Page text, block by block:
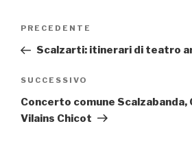
Navigazione
Articolo
precedente:
PRECEDENTE
Scalzarti: itinerari di teatro
Articolo
successivo
SUCCESSIVO
Concerto comune
Vilains Chicot